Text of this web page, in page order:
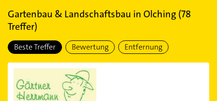
Gartenbau & Landschaftsbau in Olching (78
Treffer)
Beste Treffer Bewertung Entfernung